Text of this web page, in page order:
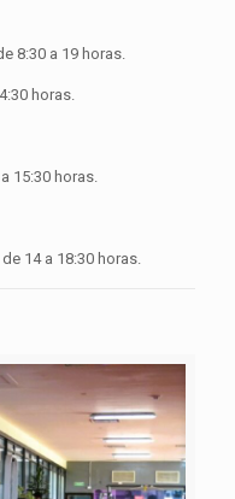
8:30 a 19 horas.
horas.
15:30 horas.
14 a 18:30 horas.